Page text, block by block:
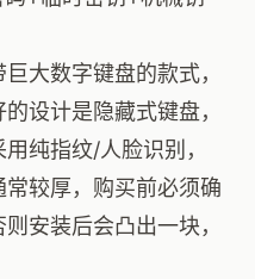
大数字键盘的款式，
设计是隐藏式键盘，
纯指纹/人脸识别，
较厚，购买前必须确
安装后会凸出一块，